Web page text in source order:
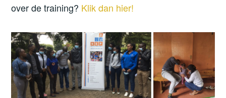
over de training? Klik dan hier!